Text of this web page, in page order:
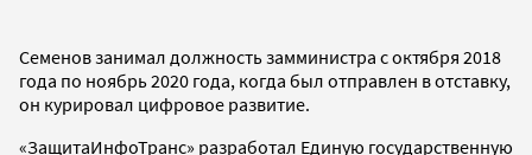
Семенов занимал должность замминистра с октября 2018
года по ноябрь 2020 года, когда был отправлен в отставку,
он курировал цифровое развитие.
«ЗащитаИнфоТранс» разработал Единую государственную